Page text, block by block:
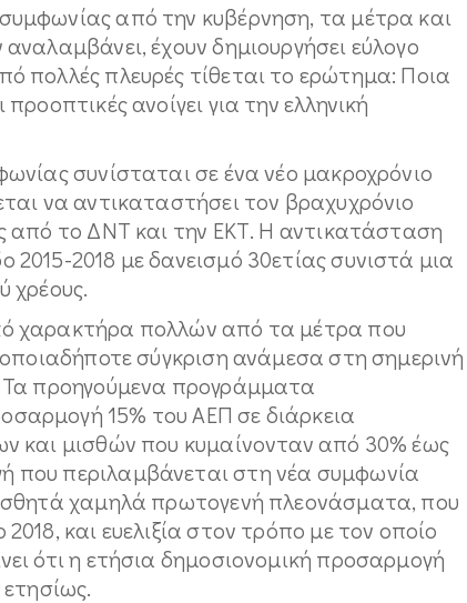
από την κυβέρνηση, τα μέτρα και
έχουν δημιουργήσει εύλογο
πολλές πλευρές τίθεται το ερώτημα: Ποια
ανοίγει για την ελληνική
συνίσταται σε ένα νέο μακροχρόνιο
να αντικαταστήσει τον βραχυχρόνιο
από το ΔΝΤ και την ΕΚΤ. Η αντικατάσταση
2015-2018 με δανεισμό 30ετίας συνιστά μια
χρέους.
χαρακτήρα πολλών από τα μέτρα που
οποιαδήποτε σύγκριση ανάμεσα στη σημερινή
προηγούμενα προγράμματα
15% του ΑΕΠ σε διάρκεια
και μισθών που κυμαίνονταν από 30% έως
που περιλαμβάνεται στη νέα συμφωνία
χαμηλά πρωτογενή πλεονάσματα, που
και ευελιξία στον τρόπο με τον οποίο
ότι η ετήσια δημοσιονομική προσαρμογή